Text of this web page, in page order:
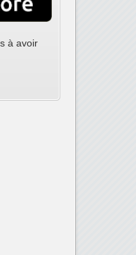
Tél: (509) 3724-4998
Tél: (509) 3724-4999